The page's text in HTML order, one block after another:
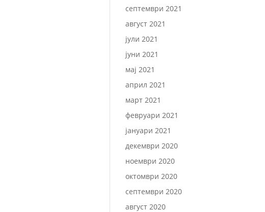
септември 2021
август 2021
јули 2021
јуни 2021
мај 2021
април 2021
март 2021
февруари 2021
јануари 2021
декември 2020
ноември 2020
октомври 2020
септември 2020
август 2020